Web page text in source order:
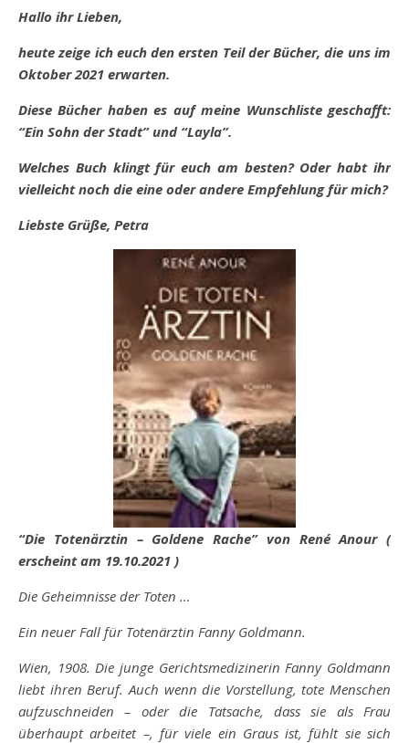
Hallo ihr Lieben,
heute zeige ich euch den ersten Teil der Bücher, die uns im
Oktober 2021 erwarten.
Diese Bücher haben es auf meine Wunschliste geschafft:
“Ein Sohn der Stadt” und “Layla”.
Welches Buch klingt für euch am besten? Oder habt ihr
vielleicht noch die eine oder andere Empfehlung für mich?
Liebste Grüße, Petra
“Die Totenärztin – Goldene Rache” von René Anour (
erscheint am 19.10.2021 )
Die Geheimnisse der Toten …
Ein neuer Fall für Totenärztin Fanny Goldmann.
Wien, 1908. Die junge Gerichtsmedizinerin Fanny Goldmann
liebt ihren Beruf. Auch wenn die Vorstellung, tote Menschen
aufzuschneiden – oder die Tatsache, dass sie als Frau
überhaupt arbeitet –, für viele ein Graus ist, fühlt sie sich